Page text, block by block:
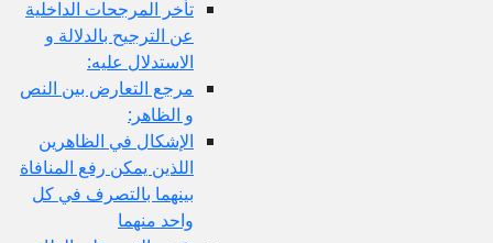
تأخر المرجحات الداخلية
عن الترجيح بالدلالة و
الاستدلال عليه:
مرجع التعارض بين النص
و الظاهر:
الإشكال في الظاهرين
اللذين يمكن رفع المنافاة
بينهما بالتصرف في كل
واحد منهما